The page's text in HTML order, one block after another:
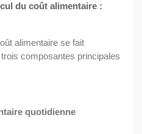
du coût alimentaire :
alimentaire se fait
composantes principales
quotidienne